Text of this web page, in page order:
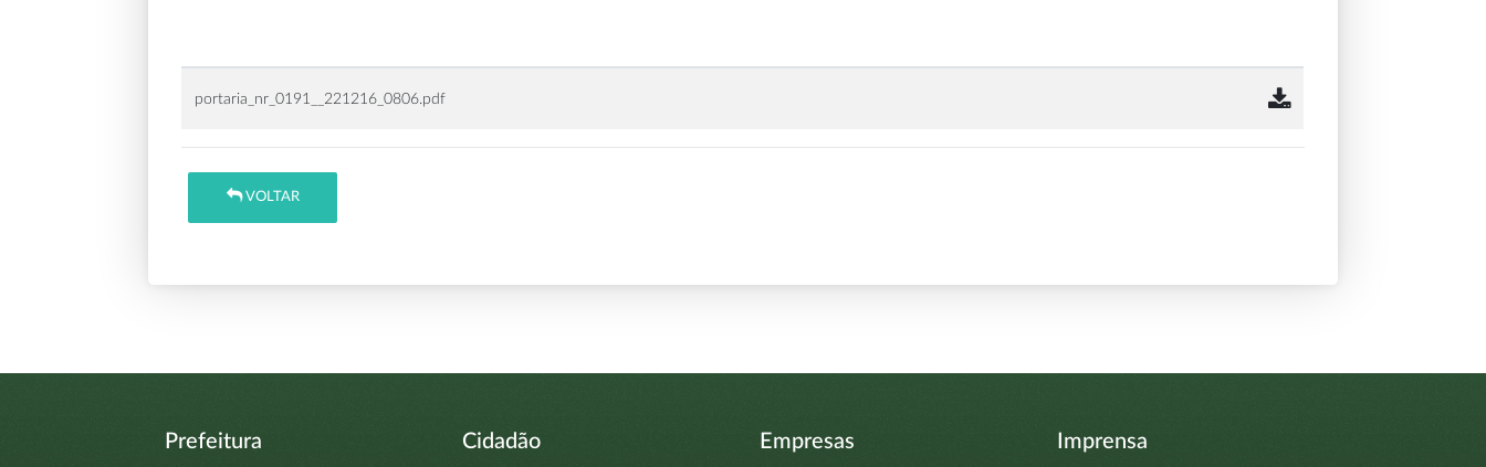
portaria_nr_0191__221216_0806.pdf
VOLTAR
Prefeitura Cidadão Empresas Imprensa